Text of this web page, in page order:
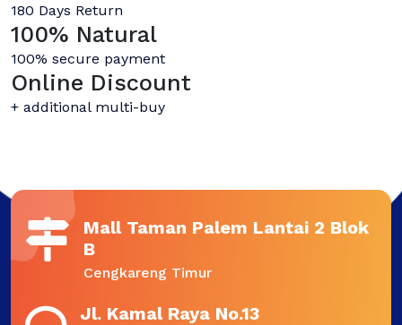
180 Days Return
100% Natural
100% secure payment
Online Discount
+ additional multi-buy
Mall Taman Palem Lantai 2 Blok
B
Cengkareng Timur
Jl. Kamal Raya No.13